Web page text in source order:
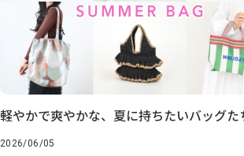
軽やかで爽やかな、夏に持ちたいバッグた
2026/06/05